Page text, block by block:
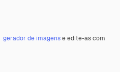
gerador de imagense edite-as com